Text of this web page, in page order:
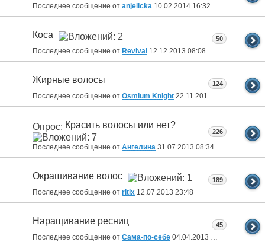
Последнее сообщение от anjelicka 10.02.2014 16:32
Коса
Последнее сообщение от Revival 12.12.2013 08:08
50
Жирные волосы
Последнее сообщение от Osmium Knight 22.11.2013
124
Опрос: Красить волосы или нет?
Последнее сообщение от Ангелина 31.07.2013 08:34
226
Окрашивание волос
Последнее сообщение от ritix 12.07.2013 23:48
189
Наращивание ресниц
Последнее сообщение от Сама-по-себе 04.04.2013 11:38
45